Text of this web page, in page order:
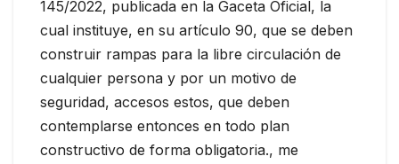
145/2022, publicada en la Gaceta Oficial, la
cual instituye, en su artículo 90, que se deben
construir rampas para la libre circulación de
cualquier persona y por un motivo de
seguridad, accesos estos, que deben
contemplarse entonces en todo plan
constructivo de forma obligatoria., me